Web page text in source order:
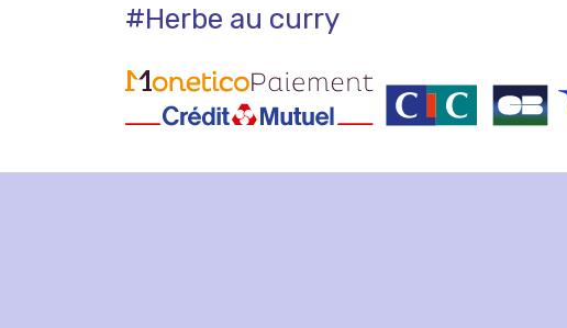
#Herbe au curry